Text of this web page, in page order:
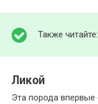
Также читайте:
Ликой
Эта порода